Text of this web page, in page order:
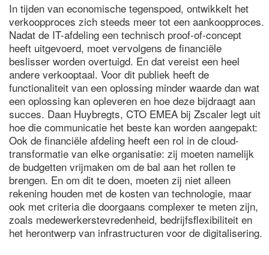
In tijden van economische tegenspoed, ontwikkelt het
verkoopproces zich steeds meer tot een aankoopproces.
Nadat de IT-afdeling een technisch proof-of-concept
heeft uitgevoerd, moet vervolgens de financiële
beslisser worden overtuigd. En dat vereist een heel
andere verkooptaal. Voor dit publiek heeft de
functionaliteit van een oplossing minder waarde dan wat
een oplossing kan opleveren en hoe deze bijdraagt aan
succes. Daan Huybregts, CTO EMEA bij Zscaler legt uit
hoe die communicatie het beste kan worden aangepakt:
Ook de financiële afdeling heeft een rol in de cloud-
transformatie van elke organisatie: zij moeten namelijk
de budgetten vrijmaken om de bal aan het rollen te
brengen. En om dit te doen, moeten zij niet alleen
rekening houden met de kosten van technologie, maar
ook met criteria die doorgaans complexer te meten zijn,
zoals medewerkerstevredenheid, bedrijfsflexibiliteit en
het herontwerp van infrastructuren voor de digitalisering.